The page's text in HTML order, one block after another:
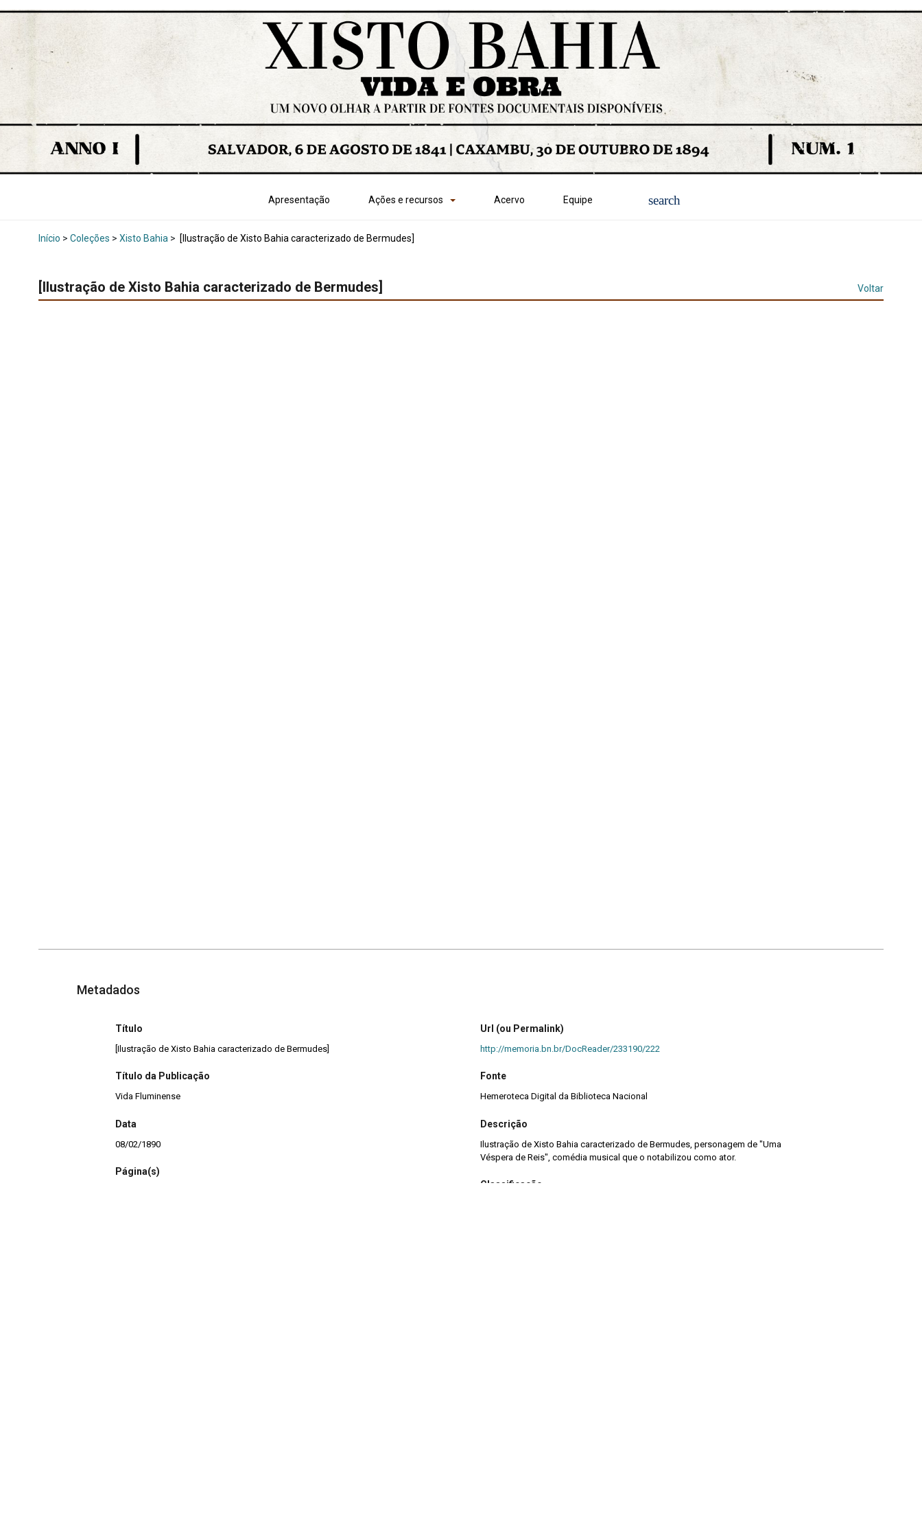
Apresentação Ações e recursos Acervo Equipe
Início > Coleções > Xisto Bahia > [Ilustração de Xisto Bahia caracterizado de Bermudes]
[Ilustração de Xisto Bahia caracterizado de Bermudes] Voltar
Metadados
Título
[Ilustração de Xisto Bahia caracterizado de Bermudes]
Título da Publicação
Vida Fluminense
Data
08/02/1890
Página(s)
Url (ou Permalink)
http://memoria.bn.br/DocReader/233190/222
Fonte
Hemeroteca Digital da Biblioteca Nacional
Descrição
Ilustração de Xisto Bahia caracterizado de Bermudes, personagem de "Uma
Véspera de Reis", comédia musical que o notabilizou como ator.
Classificação